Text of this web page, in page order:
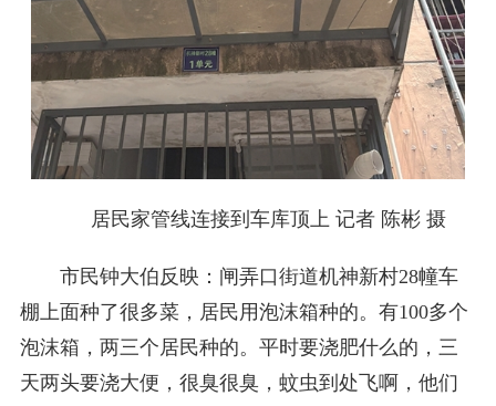
居民家管线连接到车库顶上 记者 陈彬 摄
市民钟大伯反映：闸弄口街道机神新村28幢车
棚上面种了很多菜，居民用泡沫箱种的。有100多个
泡沫箱，两三个居民种的。平时要浇肥什么的，三
天两头要浇大便，很臭很臭，蚊虫到处飞啊，他们